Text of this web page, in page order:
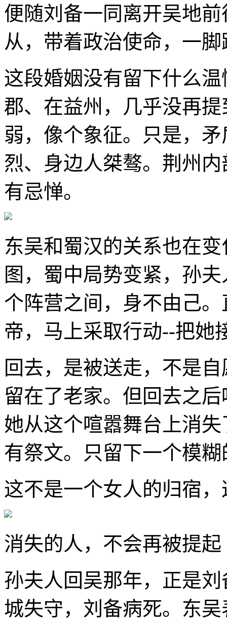
便随刘备一同离开吴地
从，带着政治使命，一
这段婚姻没有留下什么
郡、在益州，几乎没再
弱，像个象征。只是，
烈、身边人桀骜。荆州
有忌惮。
东吴和蜀汉的关系也在
图，蜀中局势变紧，孙
个阵营之间，身不由己
帝，马上采取行动--把她
回去，是被送走，不是
留在了老家。但回去之
她从这个喧嚣舞台上消
有祭文。只留下一个模
这不是一个女人的归宿
消失的人，不会再被提起
孙夫人回吴那年，正是
城失守，刘备病死。东